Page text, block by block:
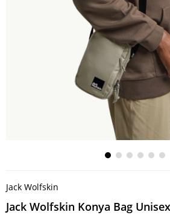
Jack Wolfskin
Jack Wolfskin Konya Bag